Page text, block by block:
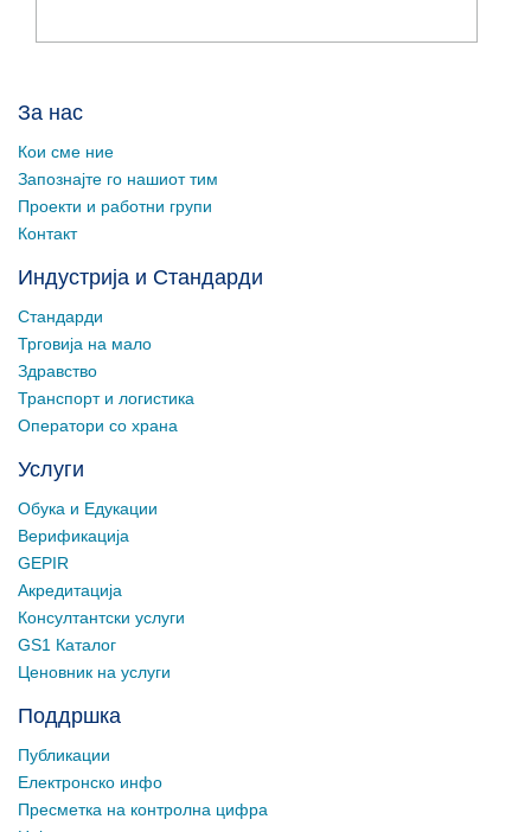
За нас
Кои сме ние
Запознајте го нашиот тим
Проекти и работни групи
Контакт
Индустрија и Стандарди
Стандарди
Трговија на мало
Здравство
Транспорт и логистика
Оператори со храна
Услуги
Обука и Едукации
Верификација
GEPIR
Акредитација
Консултантски услуги
GS1 Каталог
Ценовник на услуги
Поддршка
Публикации
Електронско инфо
Пресметка на контролна цифра